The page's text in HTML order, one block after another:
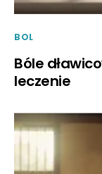
BOL
Bóle
leczenie